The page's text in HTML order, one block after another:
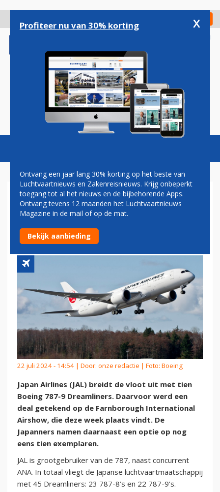
gaan
Check in
Magazine Podcasts Vacatures
JAPAN AIRLINES BESTELT
NOG EENS TIEN
DREAMLINERS BIJ BOEING
22 juli 2024 - 14:54 | Door: onze redactie | Foto: Boeing
Japan Airlines (JAL) breidt de vloot uit met tien
Boeing 787-9 Dreamliners. Daarvoor werd een
deal getekend op de Farnborough International
Airshow, die deze week plaats vindt. De
Japanners namen daarnaast een optie op nog
eens tien exemplaren.
JAL is grootgebruiker van de 787, naast concurrent
ANA. In totaal vliegt de Japanse luchtvaartmaatschappij
met 45 Dreamliners: 23 787-8’s en 22 787-9’s.
Profiteer nu van 30% korting x
Ontvang een jaar lang 30% korting op het beste van
Luchtvaartnieuws en Zakenreisnieuws. Krijg onbeperkt
toegang tot al het nieuws en de bijbehorende Apps.
Ontvang tevens 12 maanden het Luchtvaartnieuws
Magazine in de mail of op de mat.
Bekijk aanbieding